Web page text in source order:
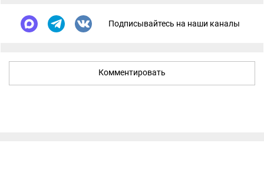
Подписывайтесь на наши каналы
Комментировать